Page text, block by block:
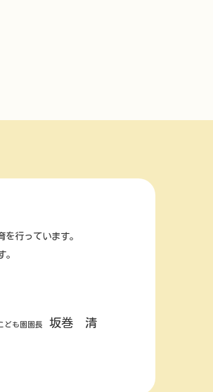
行っています。
ども園園長 坂巻 清